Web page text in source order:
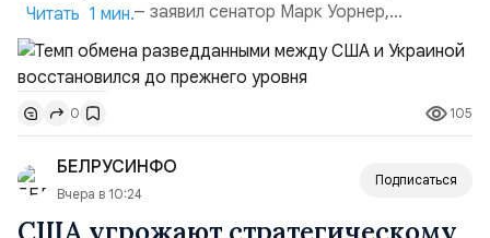
улучшилась», — заявил сенатор Марк Уорнер,
высокопоставленный член комитета по разведке,
добавив, что использование Украиной беспилотников и
ракет большой дальности позволило ей наносить
удары вглубь российской территории и укрепило её
позиции.Сотрудничество со стороны США стало
ключом к позитивному пов...
Читать 1 мин.
0 105
БЕЛРУСИНФО
Вчера в 10:24
Подписаться